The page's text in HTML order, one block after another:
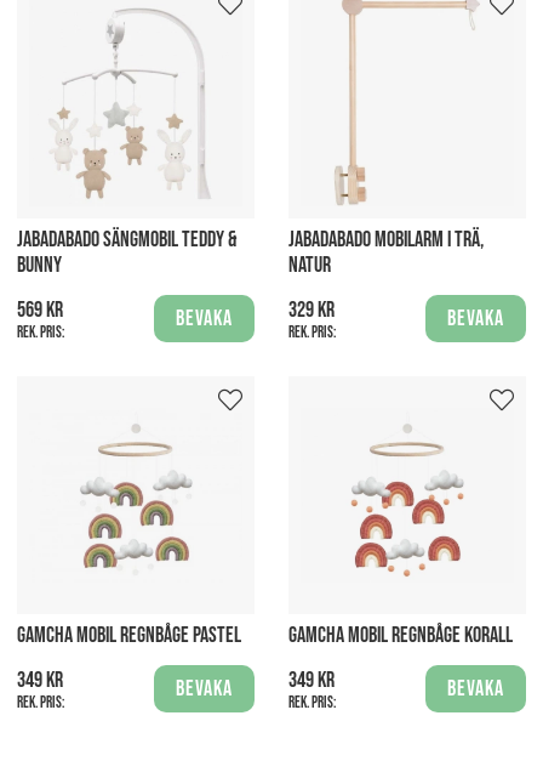
JABADABADO SÄNGMOBIL TEDDY &
BUNNY
569 kr
Rek. pris:
Bevaka
JABADABADO MOBILARM I TRÄ,
NATUR
329 kr
Rek. pris:
Bevaka
GAMCHA MOBIL REGNBÅGE PASTEL
349 kr
Rek. pris:
Bevaka
GAMCHA MOBIL REGNBÅGE KORALL
349 kr
Rek. pris:
Bevaka